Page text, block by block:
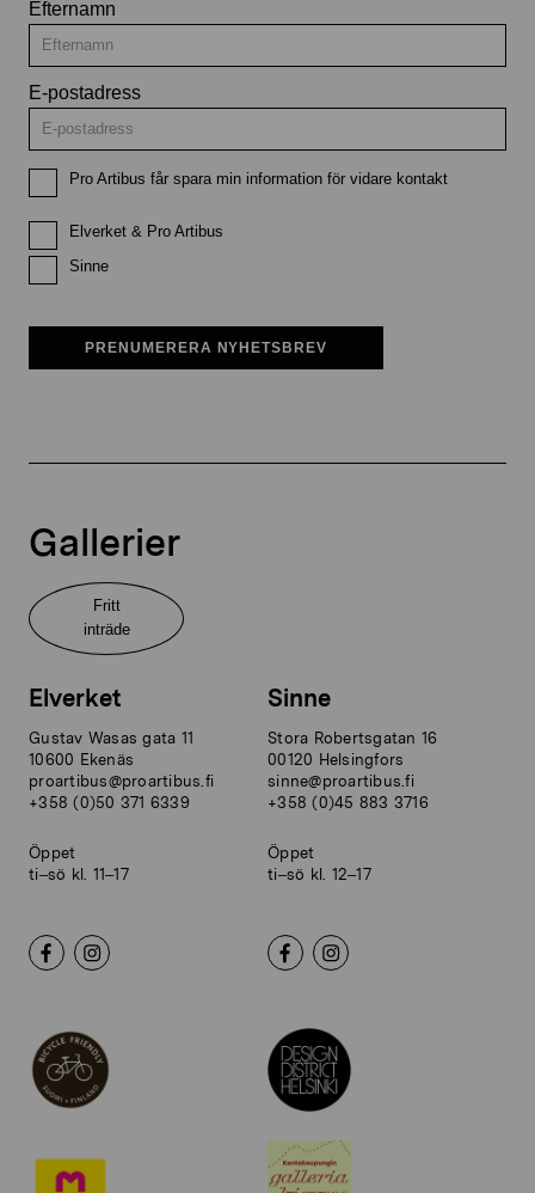
Efternamn
E-postadress
Pro Artibus får spara min information för vidare kontakt
Elverket & Pro Artibus
Sinne
PRENUMERERA NYHETSBREV
Gallerier
Fritt
inträde
Elverket
Gustav Wasas gata 11
10600 Ekenäs
proartibus@proartibus.fi
+358 (0)50 371 6339
Öppet
ti–sö kl. 11–17
Sinne
Stora Robertsgatan 16
00120 Helsingfors
sinne@proartibus.fi
+358 (0)45 883 3716
Öppet
ti–sö kl. 12–17